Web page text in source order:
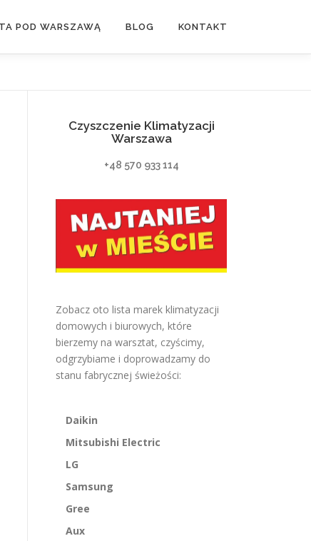
POD WARSZAWĄ BLOG KONTAKT
Czyszczenie Klimatyzacji
Warszawa
+48 570 933 114
Zobacz oto lista marek klimatyzacji
domowych i biurowych, które
bierzemy na warsztat, czyścimy,
odgrzybiame i doprowadzamy do
stanu fabrycznej świeżości:
Daikin
Mitsubishi Electric
LG
Samsung
Gree
Aux